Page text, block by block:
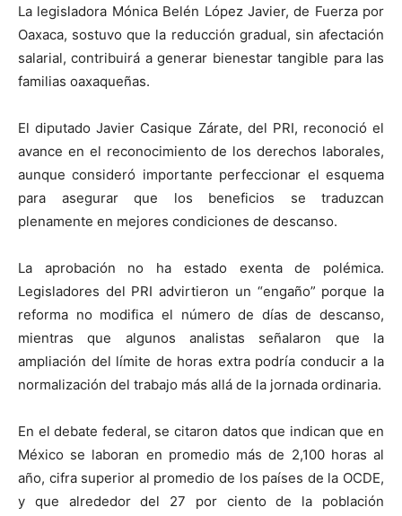
La legisladora Mónica Belén López Javier, de Fuerza por
Oaxaca, sostuvo que la reducción gradual, sin afectación
salarial, contribuirá a generar bienestar tangible para las
familias oaxaqueñas.
El diputado Javier Casique Zárate, del PRI, reconoció el
avance en el reconocimiento de los derechos laborales,
aunque consideró importante perfeccionar el esquema
para asegurar que los beneficios se traduzcan
plenamente en mejores condiciones de descanso.
La aprobación no ha estado exenta de polémica.
Legisladores del PRI advirtieron un “engaño” porque la
reforma no modifica el número de días de descanso,
mientras que algunos analistas señalaron que la
ampliación del límite de horas extra podría conducir a la
normalización del trabajo más allá de la jornada ordinaria.
En el debate federal, se citaron datos que indican que en
México se laboran en promedio más de 2,100 horas al
año, cifra superior al promedio de los países de la OCDE,
y que alrededor del 27 por ciento de la población